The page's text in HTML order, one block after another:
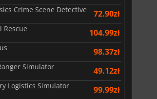
zł 66.55
Crime Scene Detective 72.90zł
Rescue 104.99zł
98.37zł
Simulator 49.12zł
Logistics Simulator 99.99zł